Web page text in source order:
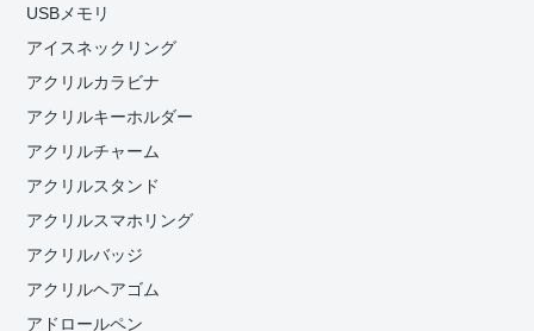
USBメモリ
アイスネックリング
アクリルカラビナ
アクリルキーホルダー
アクリルチャーム
アクリルスタンド
アクリルスマホリング
アクリルバッジ
アクリルヘアゴム
アドロールペン